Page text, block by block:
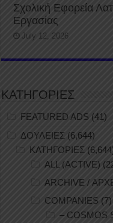
Σχολική Εφορεία
Εργασίας
July 12, 2026
ΚΑΤΗΓΟΡΙΕΣ
FEATURED ADS (41)
ΔΟΥΛΕΙΕΣ (6,644)
ΚΑΤΗΓΟΡΙΕΣ
ALL (ACTIVE)
ARCHIVE /
COMPANIES (7)
– COSMOS